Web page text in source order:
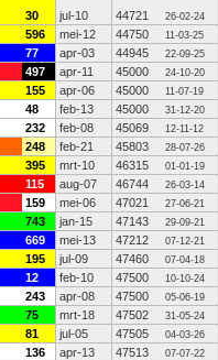
30 jul-10 44721 26-02-24
596 mei-12 44750 11-03-25
77 apr-03 44945 22-09-25
497 apr-11 45000 24-10-20
155 apr-06 45000 11-07-19
48 feb-13 45000 31-12-20
232 feb-08 45069 12-11-12
248 feb-21 45803 28-07-26
395 mrt-10 46315 01-01-19
115 aug-07 46744 26-03-14
159 mei-06 47021 27-06-21
743 jan-15 47143 29-09-21
669 mei-13 47212 07-12-21
195 jul-09 47460 07-04-18
12 feb-10 47500 10-10-24
243 apr-08 47500 05-06-19
75 mrt-18 47502 31-05-24
81 jul-05 47505 04-03-26
136 apr-13 47513 07-07-22